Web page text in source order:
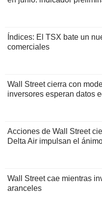
Índices: El TSX bate un
comerciales
Wall Street cierra con
inversores esperan datos
Acciones de Wall Street
Delta Air impulsan el
Wall Street cae mientras
aranceles